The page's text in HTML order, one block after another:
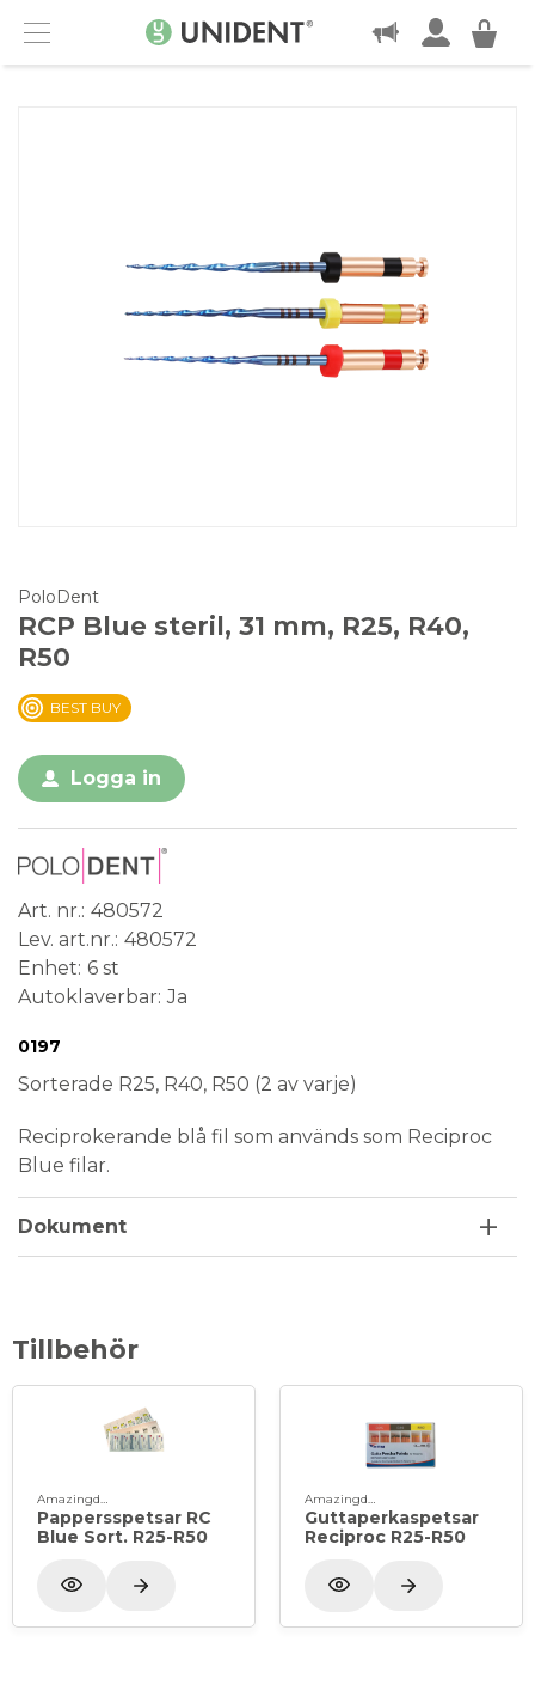
Menu
KONTAKT
PoloDent
RCP Blue steril, 31 mm, R25, R40,
R50
BEST BUY
Logga in
Art. nr. 480572
Lev. art.nr. 480572
Enhet 6 st
Autoklaverbar Ja
Medical Device
0197
Sorterade R25, R40, R50 (2 av varje)
Reciprokerande blå fil som används som Reciproc
Blue filar.
Dokument
Tillbehör
Amazingdent
Pappersspetsar RC
Blue Sort. R25-R50
Amazingdent
Guttaperkaspetsar
Reciproc R25-R50